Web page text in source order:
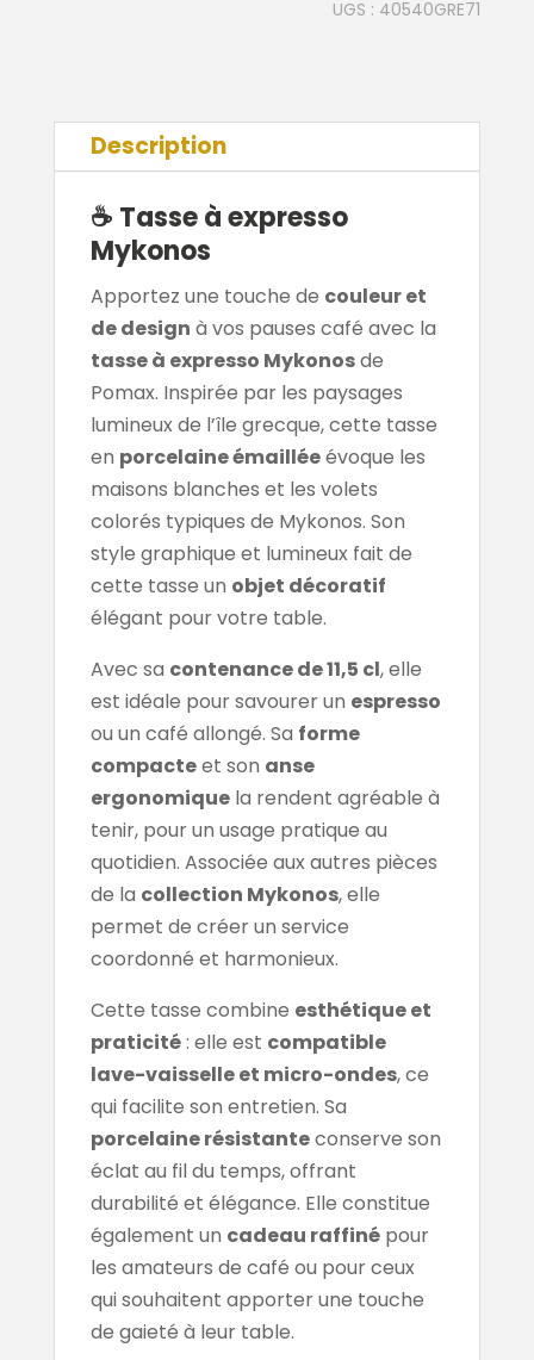
UGS : 40540GRE71
Description
☕ Tasse à expresso
Mykonos
Apportez une touche de couleur et
de design à vos pauses café avec la
tasse à expresso Mykonosde
Pomax. Inspirée par les paysages
lumineux de l’île grecque, cette tasse
en porcelaine émailléeévoque les
maisons blanches et les volets
colorés typiques de Mykonos. Son
style graphique et lumineux fait de
cette tasse un objet décoratif
élégant pour votre table.
Avec sa contenance de 11,5 cl, elle
est idéale pour savourer un espresso
ou un café allongé. Sa forme
compacteet son anse
ergonomiquela rendent agréable à
tenir, pour un usage pratique au
quotidien. Associée aux autres pièces
de la collection Mykonos, elle
permet de créer un service
coordonné et harmonieux.
Cette tasse combine esthétique et
praticité: elle est compatible
lave-vaisselle et micro-ondes, ce
qui facilite son entretien. Sa
porcelaine résistanteconserve son
éclat au fil du temps, offrant
durabilité et élégance. Elle constitue
également un cadeau raffinépour
les amateurs de café ou pour ceux
qui souhaitent apporter une touche
de gaieté à leur table.